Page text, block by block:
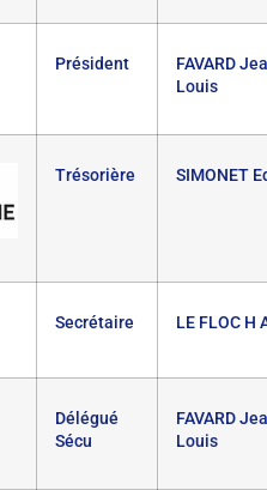
Président
FAVARD
Louis
Trésorière SIMONET
Secrétaire LE FLOC H
Délégué
Sécu
FAVARD
Louis